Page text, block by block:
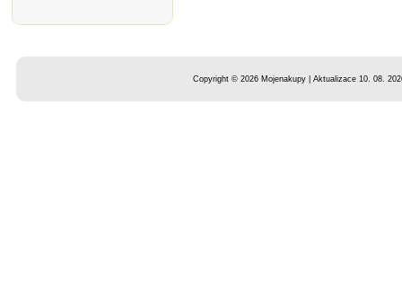
Copyright © 2026 Mojenakupy | Aktualizace 10. 08.